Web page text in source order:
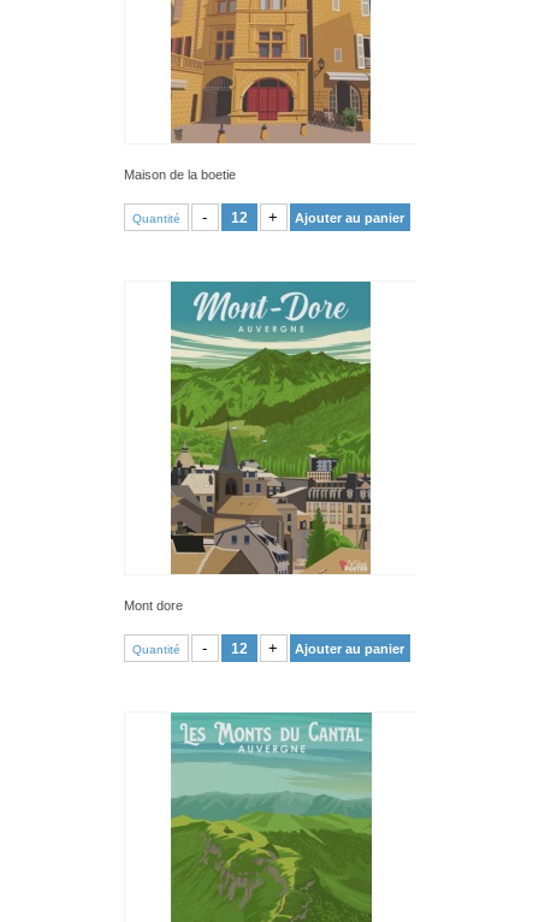
Maison de la boetie
Quantité - + Ajouter au panier
Mont dore
Quantité - + Ajouter au panier